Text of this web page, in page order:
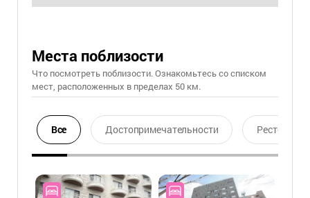
Места поблизости
Что посмотреть поблизости. Ознакомьтесь со списком
мест, расположенных в пределах 50 км.
Все Достопримечательности Ресторан